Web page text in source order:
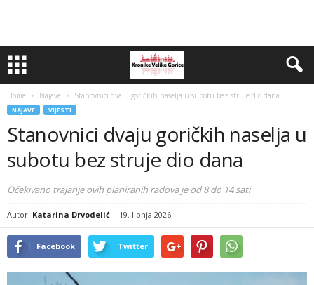
Home Najave Stanovnici dvaju goričkih naselja u subotu bez struje dio dana
NAJAVE VIJESTI
Stanovnici dvaju goričkih naselja u
subotu bez struje dio dana
Očekivano trajanje ovih planiranih radova je od 8 do 14 sati
Autor: Katarina Drvodelić - 19. lipnja 2026
Facebook Twitter